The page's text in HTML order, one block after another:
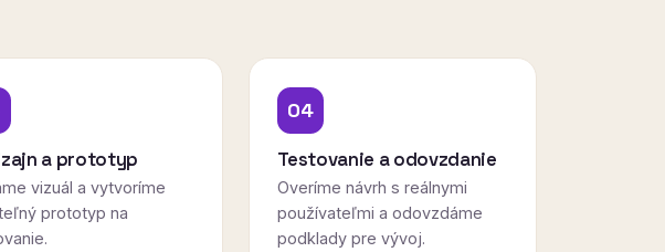
a prototyp
vizuál a vytvoríme
prototyp na
04
Testovanie a odovzdanie
Overíme návrh s reálnymi
používateľmi a odovzdáme
podklady pre vývoj.